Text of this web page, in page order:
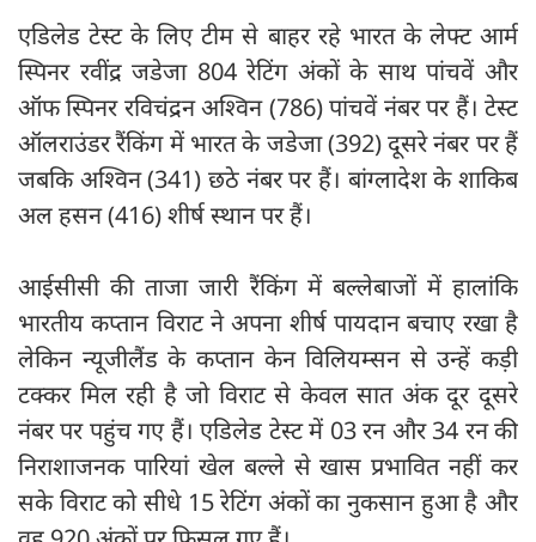
एडिलेड टेस्ट के लिए टीम से बाहर रहे भारत के लेफ्ट आर्म
स्पिनर रवींद्र जडेजा 804 रेटिंग अंकों के साथ पांचवें और
ऑफ स्पिनर रविचंद्रन अश्विन (786) पांचवें नंबर पर हैं। टेस्ट
ऑलराउंडर रैंकिंग में भारत के जडेजा (392) दूसरे नंबर पर हैं
जबकि अश्विन (341) छठे नंबर पर हैं। बांग्लादेश के शाकिब
अल हसन (416) शीर्ष स्थान पर हैं।
आईसीसी की ताजा जारी रैंकिंग में बल्लेबाजों में हालांकि
भारतीय कप्तान विराट ने अपना शीर्ष पायदान बचाए रखा है
लेकिन न्यूजीलैंड के कप्तान केन विलियम्सन से उन्हें कड़ी
टक्कर मिल रही है जो विराट से केवल सात अंक दूर दूसरे
नंबर पर पहुंच गए हैं। एडिलेड टेस्ट में 03 रन और 34 रन की
निराशाजनक पारियां खेल बल्ले से खास प्रभावित नहीं कर
सके विराट को सीधे 15 रेटिंग अंकों का नुकसान हुआ है और